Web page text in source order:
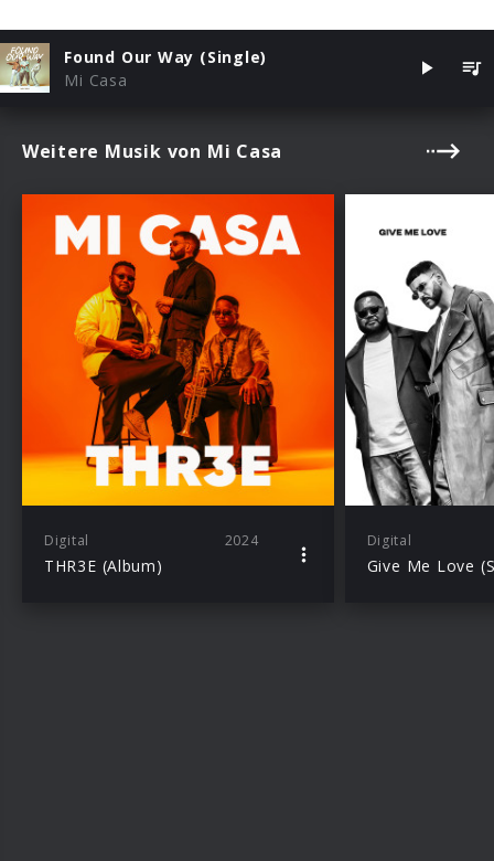
Found Our Way (Single)
Mi Casa
Weitere Musik von Mi Casa
Digital 2024
THR3E (Album)
Digital
Give Me Love